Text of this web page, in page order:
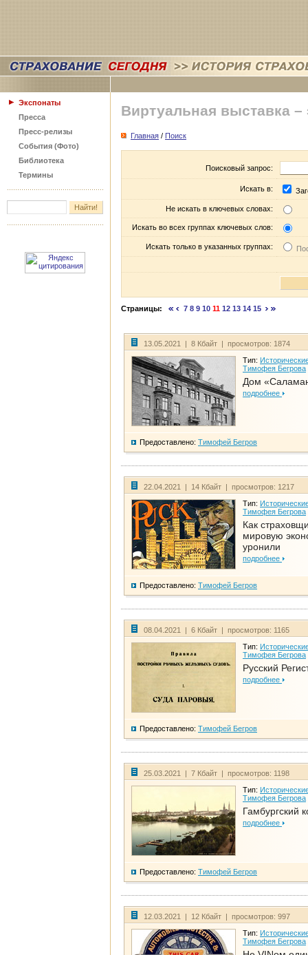
Экспонаты
Пресса
Пресс-релизы
События (Фото)
Библиотека
Термины
Виртуальная выставка –
Главная / Поиск
Поисковый запрос:
Искать в:
Не искать в ключевых словах:
Искать во всех группах ключевых слов:
Искать только в указанных группах:
Страницы: 7 8 9 10 11 12 13 14 15
13.05.2021 | 8 Кбайт | просмотров: 1874
Тип:
Тимофея Бегрова
Дом
подробнее
Предоставлено: Тимофей Бегров
22.04.2021 | 14 Кбайт | просмотров: 1217
Тип:
Тимофея Бегрова
Как
мировую
уронили
подробнее
Предоставлено: Тимофей Бегров
08.04.2021 | 6 Кбайт | просмотров: 1165
Тип:
Тимофея Бегрова
Русский
подробнее
Предоставлено: Тимофей Бегров
25.03.2021 | 7 Кбайт | просмотров: 1198
Тип:
Тимофея Бегрова
Гамбургский
подробнее
Предоставлено: Тимофей Бегров
12.03.2021 | 12 Кбайт | просмотров: 997
Тип:
Тимофея Бегрова